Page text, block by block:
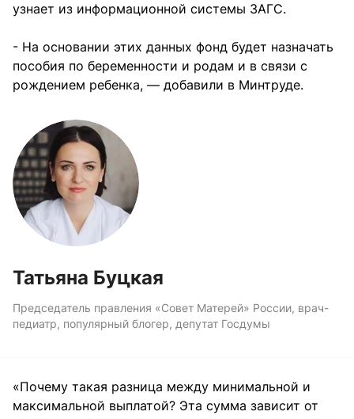
узнает из информационной системы ЗАГС.
- На основании этих данных фонд будет назначать
пособия по беременности и родам и в связи с
рождением ребенка, — добавили в Минтруде.
Татьяна Буцкая
Председатель правления «Совет Матерей» России, врач-
педиатр, популярный блогер, депутат Госдумы
«Почему такая разница между минимальной и
максимальной выплатой? Эта сумма зависит от